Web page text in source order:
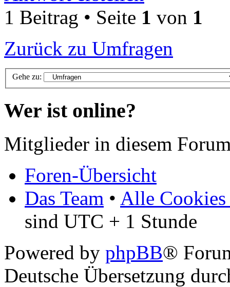
1 Beitrag • Seite 1 von 1
Zurück zu Umfragen
Gehe zu:
Wer ist online?
Mitglieder in diesem
Foren-Übersicht
Das Team • Alle Cookies
sind UTC + 1 Stunde
Powered by phpBB®
Deutsche Übersetzung